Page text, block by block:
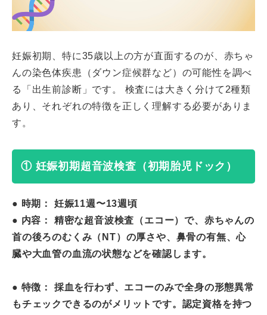
妊娠初期、特に35歳以上の方が直面するのが、赤ちゃ
んの染色体疾患（ダウン症候群など）の可能性を調べ
る「出生前診断」です。 検査には大きく分けて2種類
あり、それぞれの特徴を正しく理解する必要がありま
す。
① 妊娠初期超音波検査（初期胎児ドック）
● 時期： 妊娠11週〜13週頃
● 内容： 精密な超音波検査（エコー）で、赤ちゃんの
首の後ろのむくみ（NT）の厚さや、鼻骨の有無、心
臓や大血管の血流の状態などを確認します。
● 特徴： 採血を行わず、エコーのみで全身の形態異常
もチェックできるのがメリットです。認定資格を持つ